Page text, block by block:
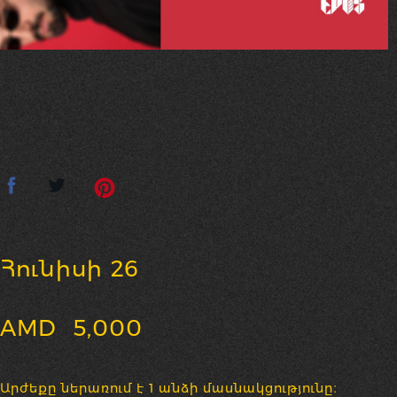
Հունիսի 26
AMD 5,000
Արժեքը ներառում է 1 անձի մասնակցությունը։